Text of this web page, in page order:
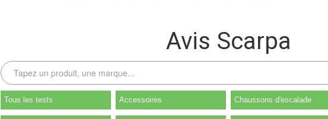
Avis Scarpa
Tous les tests Accessoires Chaussons d'escalade